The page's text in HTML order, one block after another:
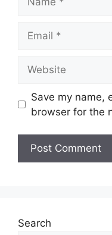
Save my name,
browser for the
Search